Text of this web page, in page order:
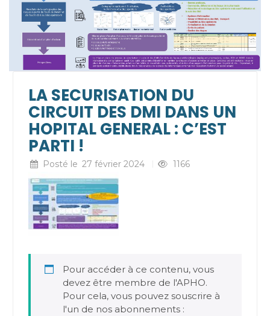
LA SECURISATION DU
CIRCUIT DES DMI DANS UN
HOPITAL GENERAL : C’EST
PARTI !
Posté le 27 février 2024 1166
Pour accéder à ce contenu, vous
devez être membre de l'APHO.
Pour cela, vous pouvez souscrire à
l'un de nos abonnements :